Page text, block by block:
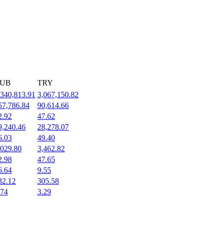
TRY
3,067,150.82
90,614.66
47.62
28,278.07
49.40
3,462.82
47.65
9.55
305.58
3.29